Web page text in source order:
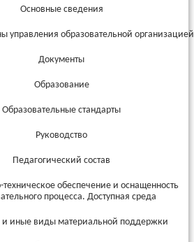
Основные сведения
управления образовательной организацией
Документы
Образование
Образовательные стандарты
Руководство
Педагогический состав
обеспечение и оснащенность
процесса. Доступная среда
и иные виды материальной поддержки